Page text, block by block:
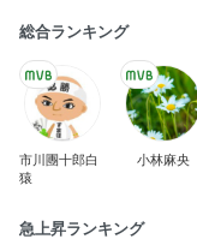
総合ランキング
市川團十郎白
猿
小林麻央
急上昇ランキング